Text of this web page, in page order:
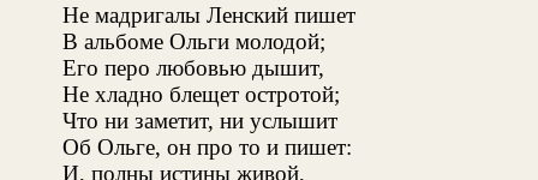
Не мадригалы Ленский пишет
В альбоме Ольги молодой;
Его перо любовью дышит,
Не хладно блещет остротой;
Что ни заметит, ни услышит
Об Ольге, он про то и пишет:
И, полны истины живой,